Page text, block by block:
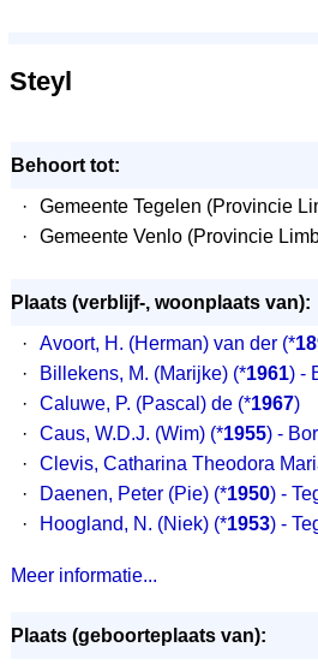
Steyl
Behoort tot:
·
Gemeente Tegelen (Provincie
·
Gemeente Venlo (Provincie
Plaats (verblijf-, woonplaats van):
·
Avoort, H. (Herman) van der (*
·
Billekens, M. (Marijke) (*1961) -
·
Caluwe, P. (Pascal) de (*1967)
·
Caus, W.D.J. (Wim) (*1955) -
·
Clevis, Catharina Theodora
·
Daenen, Peter (Pie) (*1950) -
·
Hoogland, N. (Niek) (*1953) -
Meer informatie...
Plaats (geboorteplaats van):